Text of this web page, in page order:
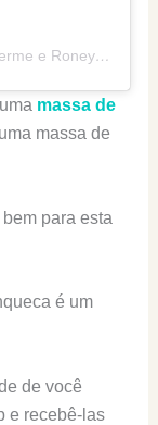
Uma publicação compartilhada por Guilherme e Roney (@senhortanquinho)
massa de
massa de
para esta
é um
de você
e recebê-las